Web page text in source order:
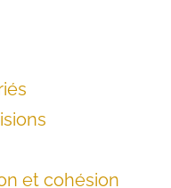
et cohésion